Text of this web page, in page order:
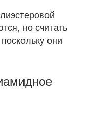
но считать
они